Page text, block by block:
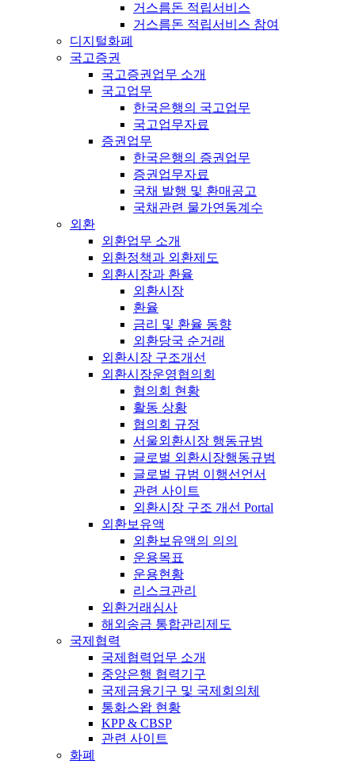
거스름돈 적립서비스
거스름돈 적립서비스 참여
디지털화폐
국고증권
국고증권업무 소개
국고업무
한국은행의 국고업무
국고업무자료
증권업무
한국은행의 증권업무
증권업무자료
국채 발행 및 환매공고
국채관련 물가연동계수
외환
외환업무 소개
외환정책과 외환제도
외환시장과 환율
외환시장
환율
금리 및 환율 동향
외환당국 순거래
외환시장 구조개선
외환시장운영협의회
협의회 현황
활동 상황
협의회 규정
서울외환시장 행동규범
글로벌 외환시장행동규범
글로벌 규범 이행선언서
관련 사이트
외환시장 구조 개선 Portal
외환보유액
외환보유액의 의의
운용목표
운용현황
리스크관리
외환거래심사
해외송금 통합관리제도
국제협력
국제협력업무 소개
중앙은행 협력기구
국제금융기구 및 국제회의체
통화스왑 현황
KPP & CBSP
관련 사이트
화폐